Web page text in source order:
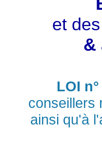
et des
&
LOI
conseillers
ainsi qu'à